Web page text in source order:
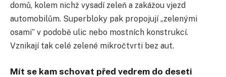
domů, kolem nichž vysadí zeleň a zakážou vjezd
automobilům. Superbloky pak propojují „zelenými
osami” v podobě ulic nebo mostních konstrukcí.
Vznikají tak celé zelené mikročtvrti bez aut.
Mít se kam schovat před vedrem do deseti